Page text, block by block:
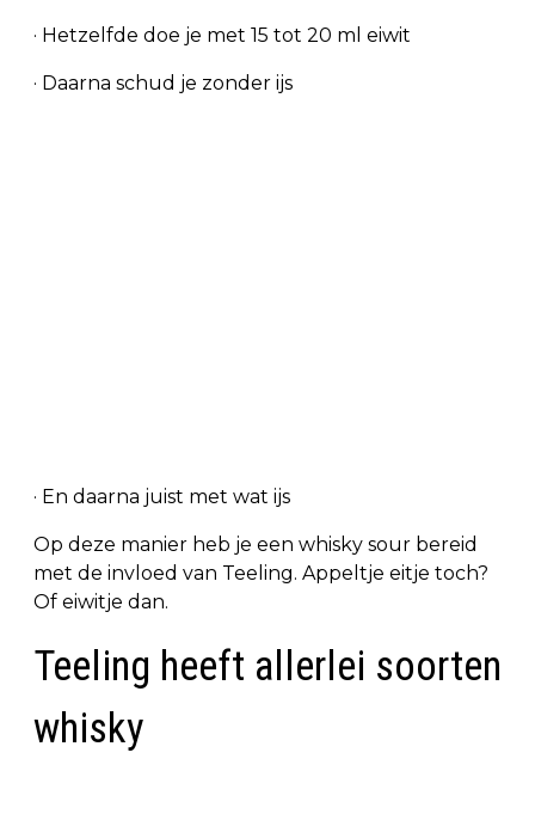
· Hetzelfde doe je met 15 tot 20 ml eiwit
· Daarna schud je zonder ijs
· En daarna juist met wat ijs
Op deze manier heb je een whisky sour bereid
met de invloed van Teeling. Appeltje eitje toch?
Of eiwitje dan.
Teeling heeft allerlei soorten
whisky